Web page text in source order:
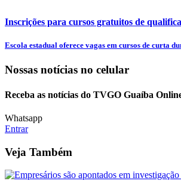
Inscrições para cursos gratuitos de
Escola estadual oferece vagas em cursos de curta
Nossas notícias no celular
Receba as notícias do TVGO Guaíba
Whatsapp
Entrar
Veja Também